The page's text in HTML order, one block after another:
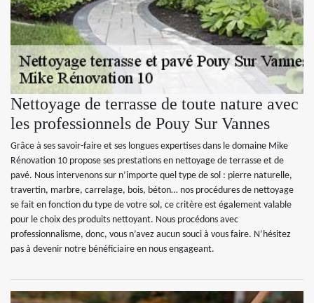
Nettoyage de terrasse de toute nature avec
les professionnels de Pouy Sur Vannes
Grâce à ses savoir-faire et ses longues expertises dans le domaine Mike
Rénovation 10 propose ses prestations en nettoyage de terrasse et de
pavé. Nous intervenons sur n’importe quel type de sol : pierre naturelle,
travertin, marbre, carrelage, bois, béton… nos procédures de nettoyage
se fait en fonction du type de votre sol, ce critère est également valable
pour le choix des produits nettoyant. Nous procédons avec
professionnalisme, donc, vous n’avez aucun souci à vous faire. N’hésitez
pas à devenir notre bénéficiaire en nous engageant.